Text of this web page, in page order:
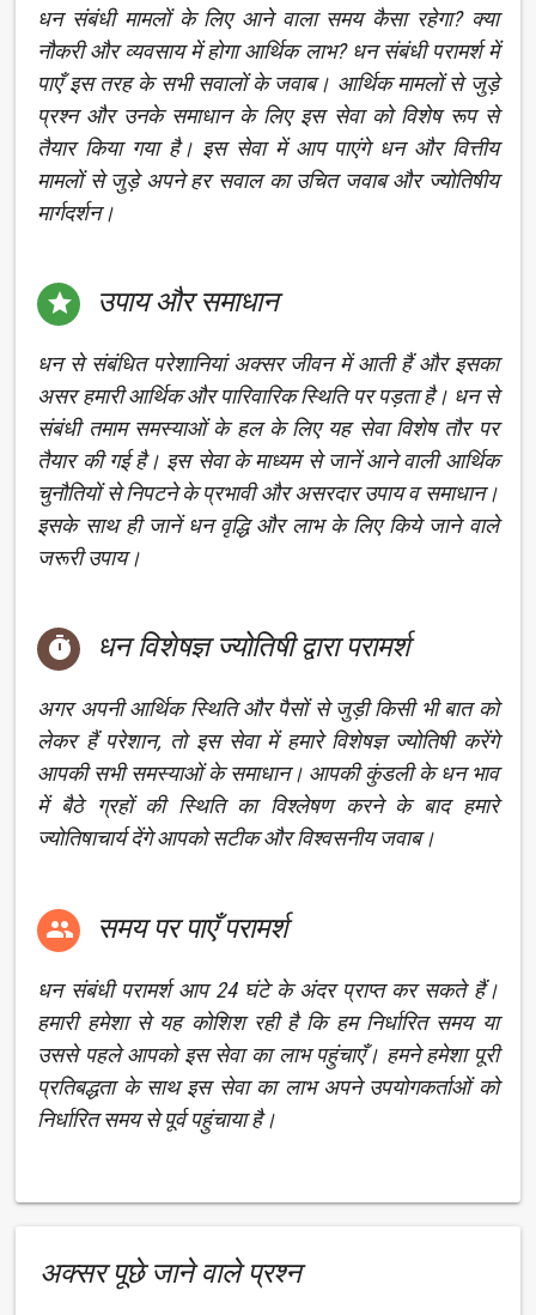
धन संबंधी मामलों के लिए आने वाला समय कैसा रहेगा? क्या
नौकरी और व्यवसाय में होगा आर्थिक लाभ? धन संबंधी परामर्श में
पाएँ इस तरह के सभी सवालों के जवाब। आर्थिक मामलों से जुड़े
प्रश्न और उनके समाधान के लिए इस सेवा को विशेष रूप से
तैयार किया गया है। इस सेवा में आप पाएंगे धन और वित्तीय
मामलों से जुड़े अपने हर सवाल का उचित जवाब और ज्योतिषीय
मार्गदर्शन।
 उपाय और समाधान
धन से संबंधित परेशानियां अक्सर जीवन में आती हैं और इसका
असर हमारी आर्थिक और पारिवारिक स्थिति पर पड़ता है। धन से
संबंधी तमाम समस्याओं के हल के लिए यह सेवा विशेष तौर पर
तैयार की गई है। इस सेवा के माध्यम से जानें आने वाली आर्थिक
चुनौतियों से निपटने के प्रभावी और असरदार उपाय व समाधान।
इसके साथ ही जानें धन वृद्धि और लाभ के लिए किये जाने वाले
जरूरी उपाय।
 धन विशेषज्ञ ज्योतिषी द्वारा परामर्श
अगर अपनी आर्थिक स्थिति और पैसों से जुड़ी किसी भी बात को
लेकर हैं परेशान, तो इस सेवा में हमारे विशेषज्ञ ज्योतिषी करेंगे
आपकी सभी समस्याओं के समाधान। आपकी कुंडली के धन भाव
में बैठे ग्रहों की स्थिति का विश्लेषण करने के बाद हमारे
ज्योतिषाचार्य देंगे आपको सटीक और विश्वसनीय जवाब।
 समय पर पाएँ परामर्श
धन संबंधी परामर्श आप 24 घंटे के अंदर प्राप्त कर सकते हैं।
हमारी हमेशा से यह कोशिश रही है कि हम निर्धारित समय या
उससे पहले आपको इस सेवा का लाभ पहुंचाएँ। हमने हमेशा पूरी
प्रतिबद्धता के साथ इस सेवा का लाभ अपने उपयोगकर्ताओं को
निर्धारित समय से पूर्व पहुंचाया है।
अक्सर पूछे जाने वाले प्रश्न